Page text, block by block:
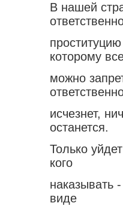
В нашей
которому
можно
исчезнет,
останется.
Только
кого
наказывать
виде